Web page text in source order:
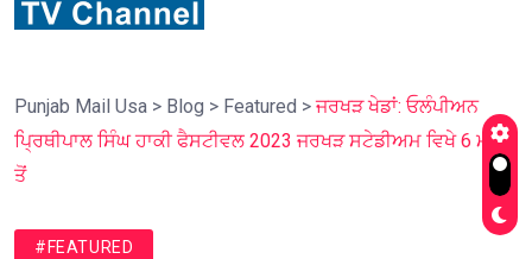
Punjab Mail Usa > Blog > Featured >ਜਰਖੜ ਖੇਡਾਂ: ਓਲੰਪੀਅਨ
ਪ੍ਰਿਥੀਪਾਲ ਸਿੰਘ ਹਾਕੀ ਫੈਸਟੀਵਲ 2023 ਜਰਖੜ ਸਟੇਡੀਅਮ ਵਿਖੇ 6 ਮਈ
ਤੋਂ
#FEATURED